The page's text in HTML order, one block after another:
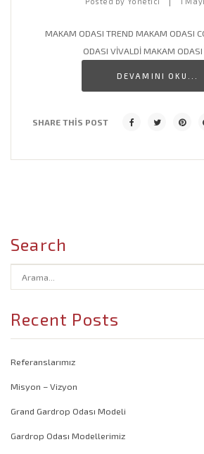
Banyo Lavabo Modelleri
MAKAM ODASI TREND MAKAM ODASI
ODASI VİVALDİ MAKAM ODASI
DEVAMINI OKU...
SHARE THIS POST
Search
Recent Posts
Referanslarımız
Misyon – Vizyon
Grand Gardrop Odası Modeli
Gardrop Odası Modellerimiz